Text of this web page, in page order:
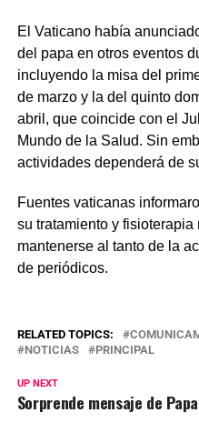
El Vaticano había
del papa en otros eventos
incluyendo la misa del
de marzo y la del quinto
abril, que coincide con el
Mundo de la Salud. Sin
actividades dependerá de
Fuentes vaticanas
su tratamiento y
mantenerse al tanto de la
de periódicos.
RELATED TOPICS:
NOTICIAS
PRINCIPAL
UP NEXT
Sorprende mensaje de